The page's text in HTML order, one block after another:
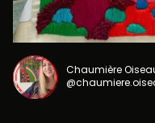
Chaumière